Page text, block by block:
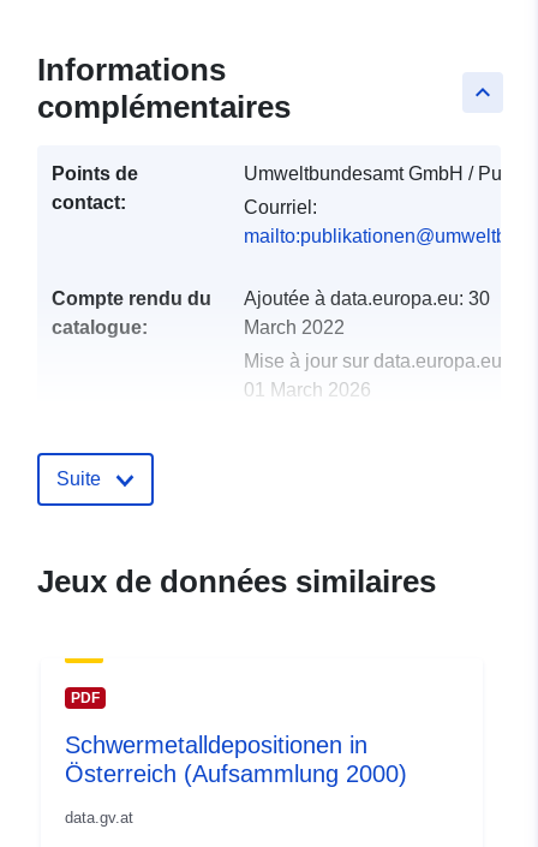
keyboard_arrow_up
Informations
complémentaires
Points de
contact:
Umweltbundesamt GmbH /
Courriel:
Compte rendu du
catalogue:
Ajoutée à data.europa.eu: 30
March 2022
Mise à jour sur data.europa.eu:
01 March 2026
uriRef:
Suite
Jeux de données similaires
PDF
Schwermetalldepositionen in
Österreich (Aufsammlung 2000)
data.gv.at